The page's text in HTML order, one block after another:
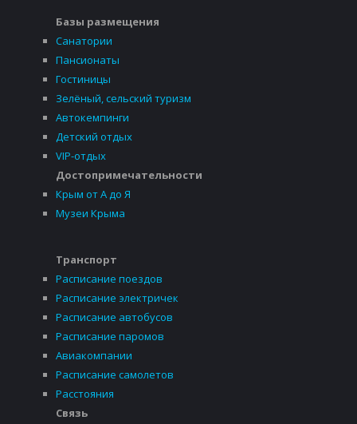
Базы размещения
Санатории
Пансионаты
Гостиницы
Зелёный, сельский туризм
Автокемпинги
Детский отдых
VIP-отдых
Достопримечательности
Крым от А до Я
Музеи Крыма
Транспорт
Расписание поездов
Расписание электричек
Расписание автобусов
Расписание паромов
Авиакомпании
Расписание самолетов
Расстояния
Связь